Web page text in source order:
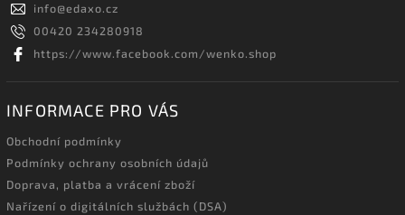
info@edaxo.cz
00420 234280918
https://www.facebook.com/wenko.shop
INFORMACE PRO VÁS
Obchodní podmínky
Podmínky ochrany osobních údajů
Doprava, platba a vrácení zboží
Nařízení o digitálních službách (DSA)